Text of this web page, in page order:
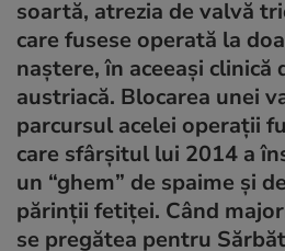
soartă, atrezia de valvă
care fusese operată la
naştere, în aceeaşi clinică
austriacă. Blocarea unei
parcursul acelei operaţii
care sfârşitul lui 2014 a
un “ghem” de spaime şi
părinţii fetiţei. Când
se pregătea pentru